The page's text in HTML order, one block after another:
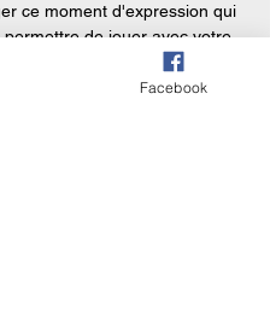
ce moment d'expression qui
permettre de jouer avec votre
créatrice permet à vos
de s'exprimer, de
Facebook